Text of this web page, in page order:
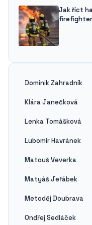
Jak říct
firefighter
Dominik Zahradník
Klára Janečková
Lenka Tomášková
Lubomír Havránek
Matouš Veverka
Matyáš Jeřábek
Metoděj Doubrava
Ondřej Sedláček